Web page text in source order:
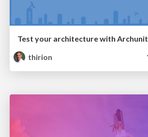
Test your architecture with Archunit
thirion